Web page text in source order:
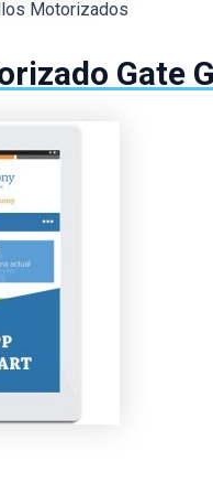
Motorizados
Gate